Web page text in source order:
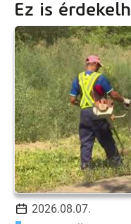
Ez is
2026.08.07.